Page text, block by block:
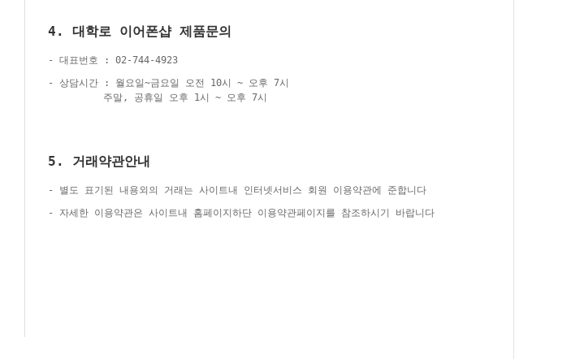
4. 대학로 이어폰샵 제품문의
- 대표번호 : 02-744-4923
- 상담시간 : 월요일~금요일 오전 10시 ~ 오후 7시
주말, 공휴일 오후 1시 ~ 오후 7시
5. 거래약관안내
- 별도 표기된 내용외의 거래는 사이트내 인터넷서비스 회원 이용약관에 준합니다
- 자세한 이용약관은 사이트내 홈페이지하단 이용약관페이지를 참조하시기 바랍니다